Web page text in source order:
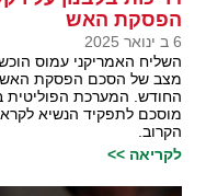
הפסקת האש
6 ב ינואר 2025
השליח האמריקני עמוס
מצב של הסכם הפסקת האש
החודש. המערכת הפוליטית
מוסכם לתפקיד הנשיא
הקרוב.
לקריאה >>